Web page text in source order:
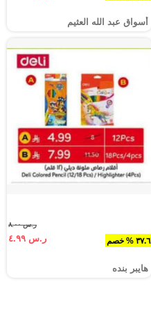
أسواق عبد الله العثيم
٣٧.٦ % خصم
ر.س ٨.٠٠
ر.س ٤.٩٩
هايبر بنده